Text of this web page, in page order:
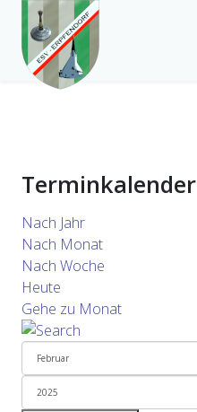
Terminkalender
Nach Jahr
Nach Monat
Nach Woche
Heute
Gehe zu Monat